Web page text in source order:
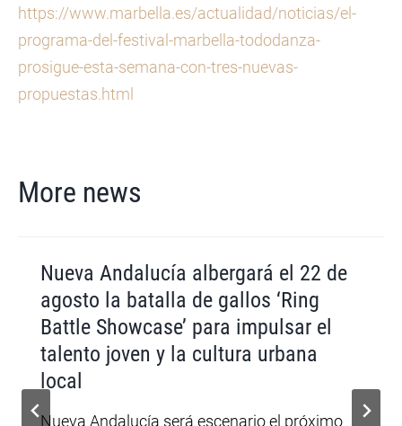
https://www.marbella.es/actualidad/noticias/el-
programa-del-festival-marbella-tododanza-
prosigue-esta-semana-con-tres-nuevas-
propuestas.html
More news
Nueva Andalucía albergará el 22 de
agosto la batalla de gallos ‘Ring
Battle Showcase’ para impulsar el
talento joven y la cultura urbana
local
Nueva Andalucía será escenario el próximo